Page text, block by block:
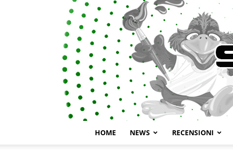
HOME NEWS RECENSIONI